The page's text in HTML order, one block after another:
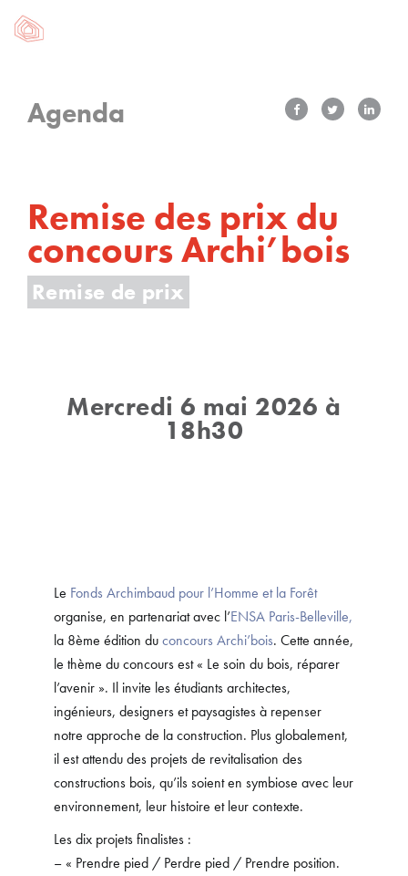
Agenda
Remise des prix du
concours Archi’bois
Remise de prix
Mercredi 6 mai 2026 à
18h30
Le Fonds Archimbaud pour l’Homme et la Forêt
organise, en partenariat avec l’ENSA Paris-Belleville,
la 8ème édition duconcours Archi’bois. Cette année,
le thème du concours est « Le soin du bois, réparer
l’avenir ». Il invite les étudiants architectes,
ingénieurs, designers et paysagistes à repenser
notre approche de la construction. Plus globalement,
il est attendu des projets de revitalisation des
constructions bois, qu’ils soient en symbiose avec leur
environnement, leur histoire et leur contexte.
Les dix projets finalistes :
– « Prendre pied / Perdre pied / Prendre position.